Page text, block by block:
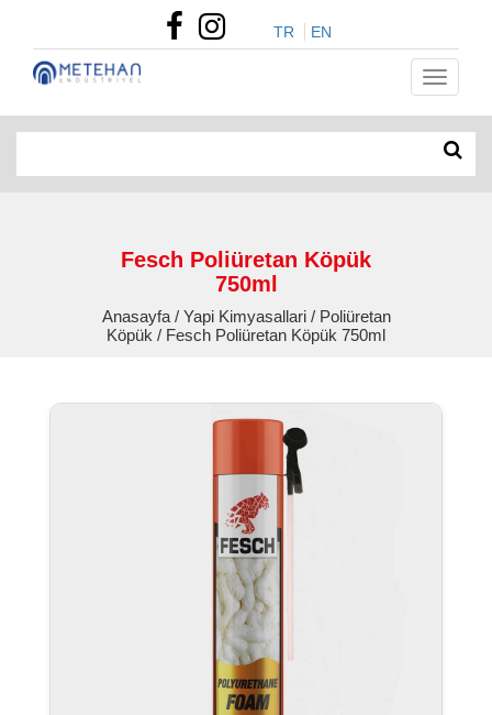
TR EN
Fesch Poliüretan Köpük
750ml
Anasayfa / Yapi Kimyasallari / Poliüretan
Köpük / Fesch Poliüretan Köpük 750ml